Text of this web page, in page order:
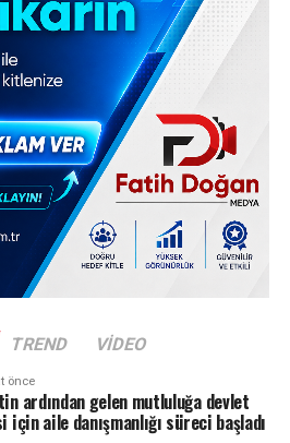
TREND VIDEO
önce
ardından gelen mutluluğa devlet
için aile danışmanlığı süreci başladı